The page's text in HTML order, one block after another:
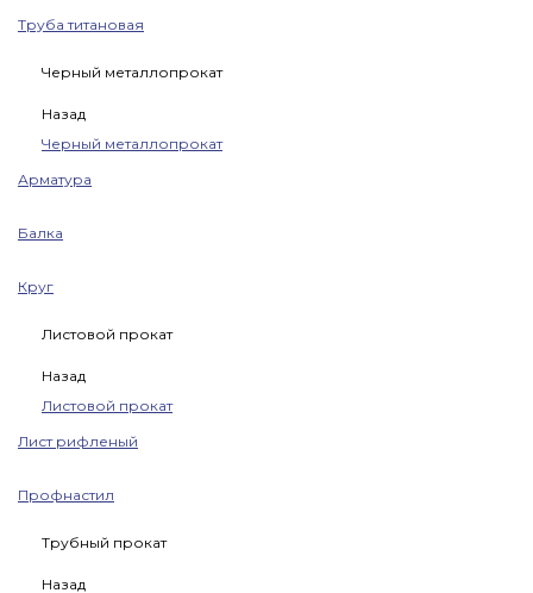
Труба титановая
Черный металлопрокат
Назад
Черный металлопрокат
Арматура
Балка
Круг
Листовой прокат
Назад
Листовой прокат
Лист рифленый
Профнастил
Трубный прокат
Назад